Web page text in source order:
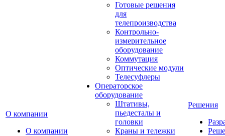
О компании
О компании
Готовые решения
для
телепроизводства
Контрольно-
измерительное
оборудование
Коммутация
Оптические модули
Телесуфлеры
Операторское
оборудование
Штативы,
пьедесталы и
головки
Краны и тележки
Решения